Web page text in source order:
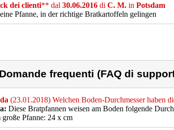
dei clienti** dal 30.06.2016 di C. M. in Potsdam
Pfanne, in der richtige Bratkartoffeln gelingen
frequenti (FAQ di
(23.01.2018) Welchen Boden-Durchmesser haben
Diese Bratpfannen weisen am Boden folgende
große Pfanne: 24 x cm